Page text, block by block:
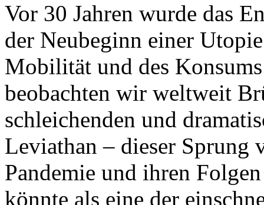
Vor 30 Jahren wurde das
der Neubeginn einer
Mobilität und des
beobachten wir weltweit
schleichenden und
Leviathan – dieser Sprung
Pandemie und ihren
könnte als eine der